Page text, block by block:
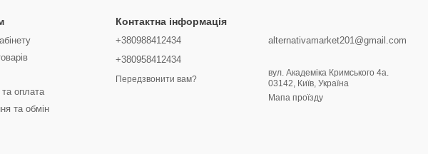
оплата
та обмін
Контактна інформація
+380988412434
+380958412434
Передзвонити вам?
alternativamarket201@gmail.com
вул. Академіка Кримського 4а.
03142, Київ, Україна
Мапа проїзду